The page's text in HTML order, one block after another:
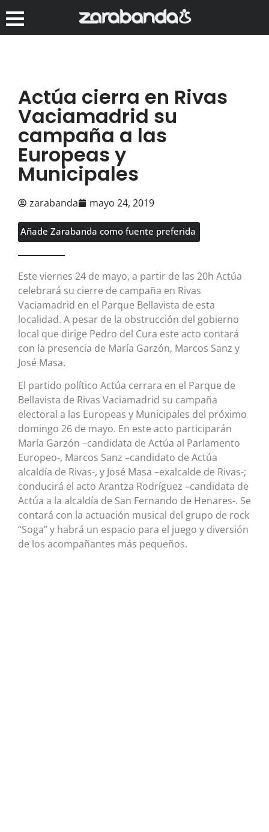
Actúa cierra en Rivas
Vaciamadrid su
campaña a las
Europeas y
Municipales
zarabanda mayo 24, 2019
Añade Zarabanda como fuente preferida
Este viernes 24 de mayo, a partir de las 20h Actúa
celebrará su cierre de campaña en Rivas
Vaciamadrid en el Parque Bellavista de esta
localidad. A pesar de la obstrucción del gobierno
local que dirige Pedro del Cura este acto contará
con la presencia de María Garzón, Marcos Sanz y
José Masa.
El partido político Actúa cerrara en el Parque de
Bellavista de Rivas Vaciamadrid su campaña
electoral a las Europeas y Municipales del próximo
domingo 26 de mayo. En este acto participarán
María Garzón –candidata de Actúa al Parlamento
Europeo-, Marcos Sanz –candidato de Actúa
alcaldía de Rivas-, y José Masa –exalcalde de Rivas-;
conducirá el acto Arantza Rodríguez –candidata de
Actúa a la alcaldía de San Fernando de Henares-. Se
contará con la actuación musical del grupo de rock
“Soga” y habrá un espacio para el juego y diversión
de los acompañantes más pequeños.